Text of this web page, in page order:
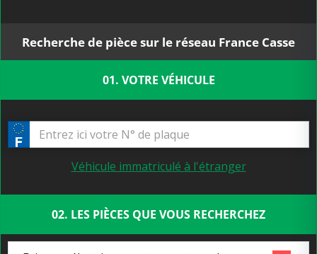
Recherche de pièce sur le réseau France Casse
01. VOTRE VÉHICULE
Véhicule immatriculé à l'étranger
02. LES PIÈCES QUE VOUS RECHERCHEZ